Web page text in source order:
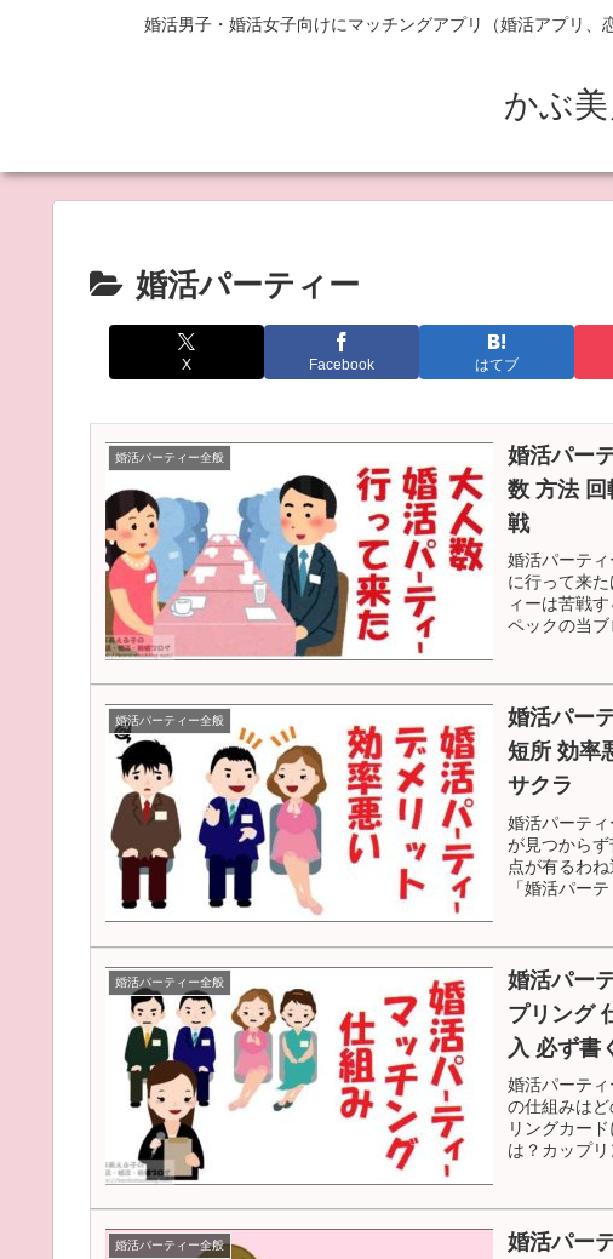
婚活男子・婚活女子向けにマッチングアプリ（婚活アプリ
かぶ
婚活パーティー
X Facebook はてブ
婚活パーティー全般
婚活パー
数 方法
戦
婚活パーテ
に行って来
ィーは苦戦
ペックの当ブ
婚活パーティー全般
婚活パー
短所 効率
サクラ
婚活パーテ
が見つから
点が有るわ
「婚活パー
婚活パーティー全般
婚活パー
プリング
入 必ず書
婚活パーテ
の仕組みは
リングカー
は？カップ
婚活パーティー全般
婚活パー